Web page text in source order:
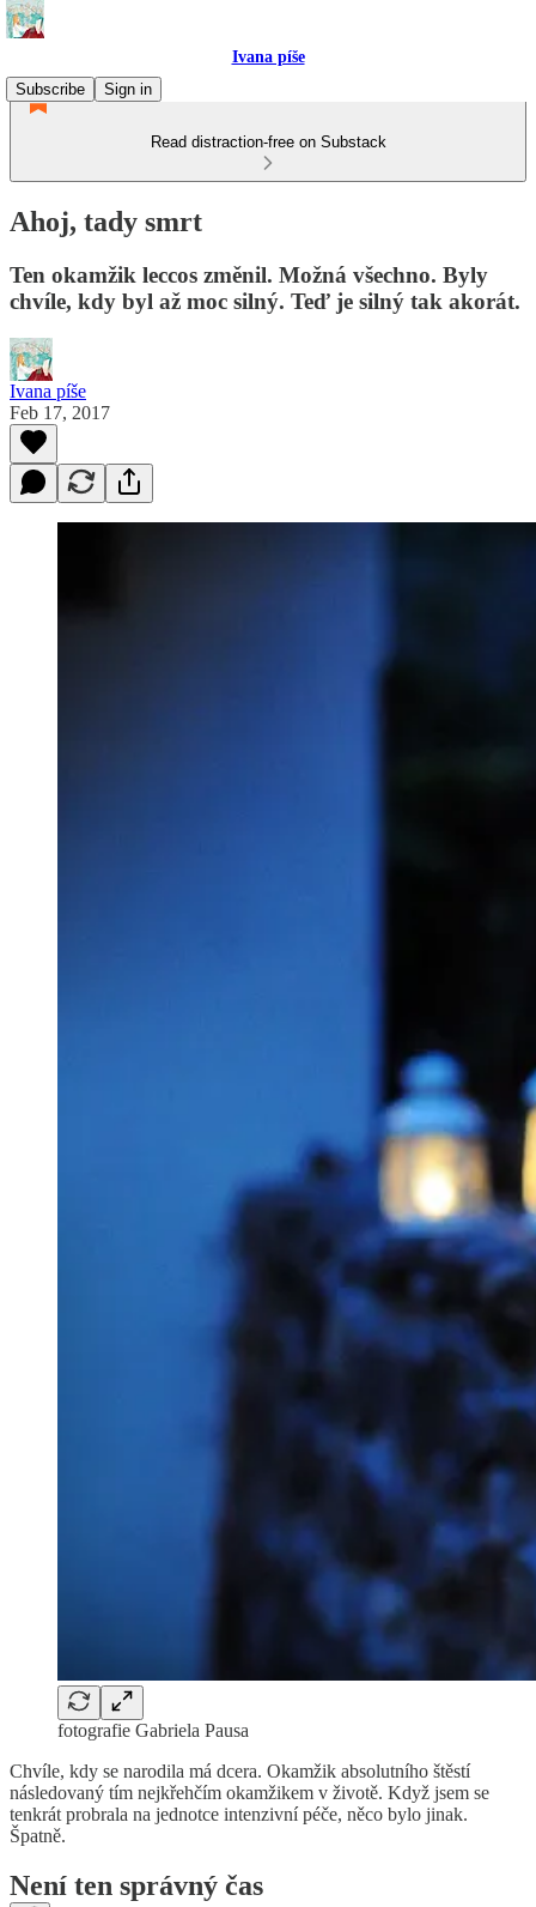
Ivana píše
Subscribe
Sign in
Read distraction-free on Substack
Ahoj, tady smrt
Ten okamžik leccos změnil. Možná všechno. Byly
chvíle, kdy byl až moc silný. Teď je silný tak akorát.
Ivana píše
Feb 17, 2017
fotografie Gabriela Pausa
Chvíle, kdy se narodila má dcera. Okamžik absolutního štěstí
následovaný tím nejkřehčím okamžikem v životě. Když jsem se
tenkrát probrala na jednotce intenzivní péče, něco bylo jinak.
Špatně.
Není ten správný čas